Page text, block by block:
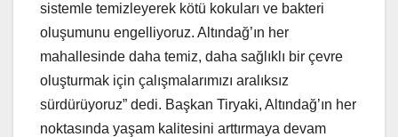
sistemle temizleyerek kötü kokuları ve bakteri
oluşumunu engelliyoruz. Altındağ’ın her
mahallesinde daha temiz, daha sağlıklı bir çevre
oluşturmak için çalışmalarımızı aralıksız
sürdürüyoruz” dedi. Başkan Tiryaki, Altındağ’ın her
noktasında yaşam kalitesini arttırmaya devam